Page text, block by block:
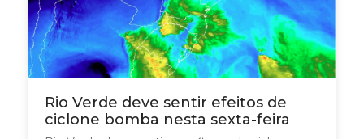
Rio Verde deve sentir efeitos de
ciclone bomba nesta sexta-feira